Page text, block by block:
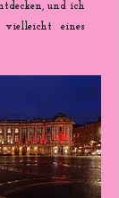
und ich
vielleicht eines